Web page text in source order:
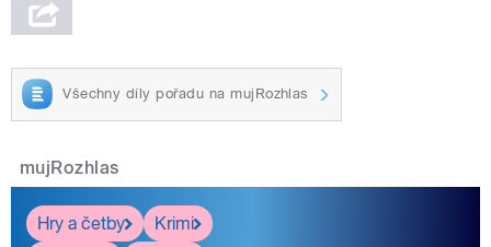
Všechny díly pořadu na mujRozhlas
mujRozhlas
Hry a četby
Krimi